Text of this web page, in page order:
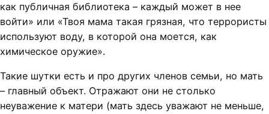
как публичная библиотека – каждый может в нее
войти» или «Твоя мама такая грязная, что террористы
используют воду, в которой она моется, как
химическое оружие».
Такие шутки есть и про других членов семьи, но мать
– главный объект. Отражают они не столько
неуважение к матери (мать здесь уважают не меньше,